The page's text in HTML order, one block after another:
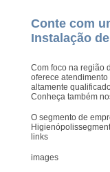
Conte com
Instalação
Com foco na região
oferece
altamente
Conheça também
O segmento de
links
images